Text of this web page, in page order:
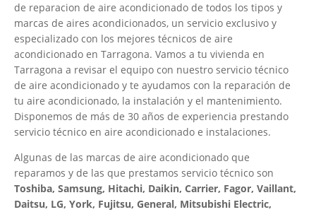
de reparacion de aire acondicionado de todos los tipos y
marcas de aires acondicionados, un servicio exclusivo y
especializado con los mejores técnicos de aire
acondicionado en Tarragona. Vamos a tu vivienda en
Tarragona a revisar el equipo con nuestro servicio técnico
de aire acondicionado y te ayudamos con la reparación de
tu aire acondicionado, la instalación y el mantenimiento.
Disponemos de más de 30 años de experiencia prestando
servicio técnico en aire acondicionado e instalaciones.
Algunas de las marcas de aire acondicionado que
reparamos y de las que prestamos servicio técnico son
Toshiba, Samsung, Hitachi, Daikin, Carrier, Fagor, Vaillant,
Daitsu, LG, York, Fujitsu, General, Mitsubishi Electric,